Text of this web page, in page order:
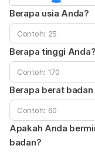
Berapa usia Anda?
Berapa tinggi Anda?
Berapa berat
Apakah Anda
badan?